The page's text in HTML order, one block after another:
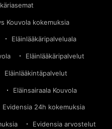
Kouvola kokemuksia
Eläinlääkäripalveluala
Eläinlääkäripalvelut
Eläinlääkintäpalvelut
Eläinsairaala Kouvola
Evidensia 24h kokemuksia
Evidensia arvostelut